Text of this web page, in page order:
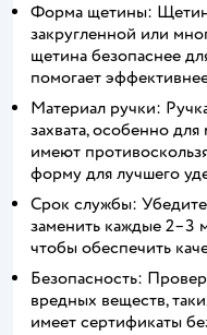
Форма щетины:
закругленной или
щетина безопаснее
помогает
Материал ручки:
захвата, особенно
имеют
форму для лучшего
Срок службы:
заменить каждые 2–3
чтобы обеспечить
Безопасность:
вредных веществ,
имеет сертификаты